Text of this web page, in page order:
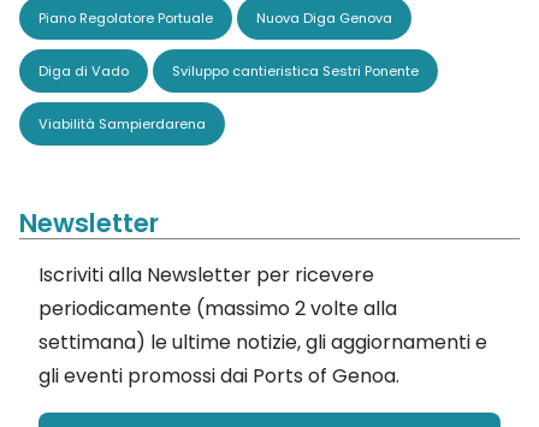
Piano Regolatore Portuale Nuova Diga Genova
Diga di Vado Sviluppo cantieristica Sestri Ponente
Viabilità Sampierdarena
Newsletter
Iscriviti alla Newsletter per ricevere
periodicamente (massimo 2 volte alla
settimana) le ultime notizie, gli aggiornamenti e
gli eventi promossi dai Ports of Genoa.